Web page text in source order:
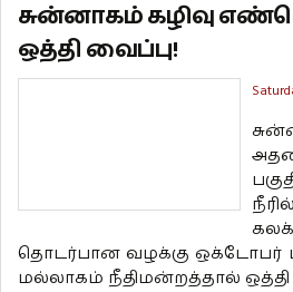
சுன்னாகம் கழிவு
ஒத்தி வைப்பு!
தொடர்பான வழக்கு ஒக்டோபர்
மல்லாகம் நீதிமன்றத்தால்